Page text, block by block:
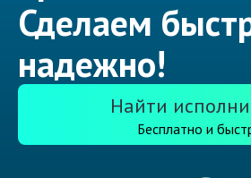
Сделаем
надежно!
Найти
Бесплатно и